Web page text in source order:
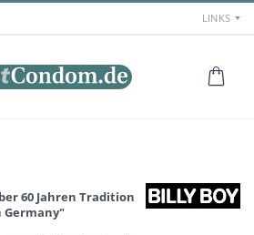
LINKS
60 Jahren Tradition
Germany"